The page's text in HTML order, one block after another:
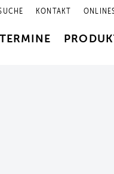
KONTAKT
TERMINE